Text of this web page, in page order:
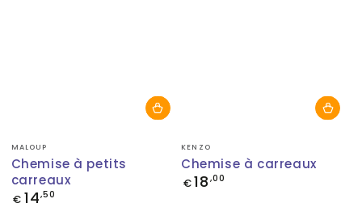
Fournisseur:
MALOUP
Chemise à petits
carreaux
Prix
€ 14,50
Fournisseur:
KENZO
Chemise à carreaux
Prix
€18 ,00